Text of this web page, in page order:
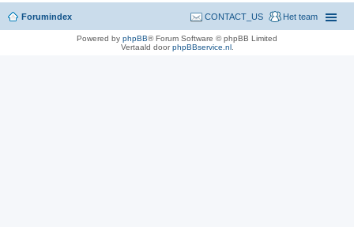
Forumindex Het team
CONTACT_US
Powered by phpBB® Forum Software © phpBB Limited
Vertaald doorphpBBservice.nl.